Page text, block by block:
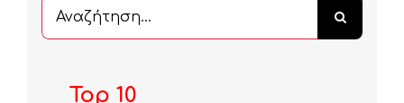
Αναζήτηση
...
Top 10